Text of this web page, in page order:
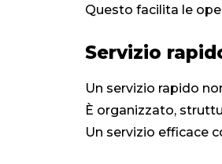
Questo facilita le
Servizio
Un servizio rapido
È organizzato,
Un servizio efficace